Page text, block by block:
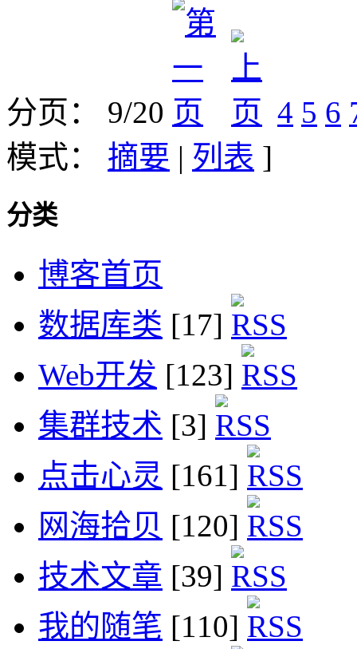
分页： 9/20 4 5 6
模式： 摘要 | 列表 ]
分类
博客首页
数据库类 [17]
Web开发 [123]
集群技术 [3]
点击心灵 [161]
网海拾贝 [120]
技术文章 [39]
我的随笔 [110]